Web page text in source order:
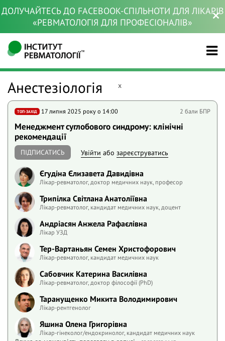
ДОЛУЧАЙТЕСЬ ДО FACEBOOK-СПІЛЬНОТИ ДЛЯ ЛІКАРІВ
«РЕВМАТОЛОГІЯ ДЛЯ ПРОФЕСІОНАЛІВ»
Анестезіологія x
ТОП-ЗАХІД 17 липня 2025 року o 14:00 2 бали БПР
Менеджмент суглобового синдрому: клінічні
рекомендації
ПІДПИСАТИСЬ Увійти або зареєструватись
Єгудіна Єлизавета Давидівна
Лікар-ревматолог, доктор медичних наук, професор
Трипілка Світлана Анатоліївна
Лікар-ревматолог, кандидат медичних наук, доцент
Андріасян Анжела Рафаєлівна
Лікар УЗД
Тер-Вартаньян Семен Христофорович
Лікар-ревматолог, кандидат медичних наук
Сабовчик Катерина Василівна
Лікар-ревматолог, доктор філософії (PhD)
Таранущенко Микита Володимирович
Лікар-рентгенолог
Яшина Олена Григорівна
Лікар-гінеколог/ендокринолог, кандидат медичних наук